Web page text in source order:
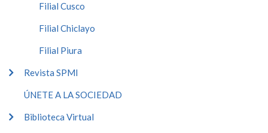
Filial Cusco
Filial Chiclayo
Filial Piura
Revista SPMI
ÚNETE A LA SOCIEDAD
Biblioteca Virtual